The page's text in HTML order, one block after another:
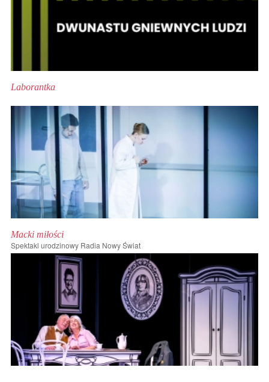
Laborantka
Macki miłości
Spektakl urodzinowy Radia Nowy Świat